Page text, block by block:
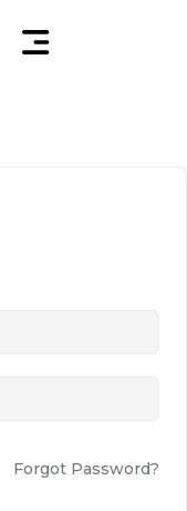
Forgot Password?